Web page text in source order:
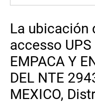
La ubicación
accesso
EMPACA Y
DEL NTE
MEXICO,